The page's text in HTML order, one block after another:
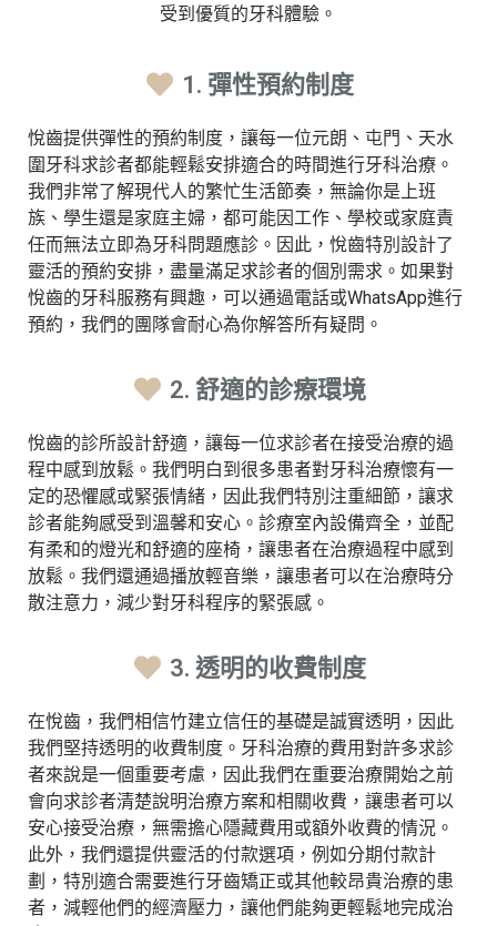
受到優質的牙科體驗。
1. 彈性預約制度
悅齒提供彈性的預約制度，讓每一位元朗、屯門、天水
圍牙科求診者都能輕鬆安排適合的時間進行牙科治療。
我們非常了解現代人的繁忙生活節奏，無論你是上班
族、學生還是家庭主婦，都可能因工作、學校或家庭責
任而無法立即為牙科問題應診。因此，悅齒特別設計了
靈活的預約安排，盡量滿足求診者的個別需求。如果對
悅齒的牙科服務有興趣，可以通過電話或WhatsApp進行
預約，我們的團隊會耐心為你解答所有疑問。
2. 舒適的診療環境
悅齒的診所設計舒適，讓每一位求診者在接受治療的過
程中感到放鬆。我們明白到很多患者對牙科治療懷有一
定的恐懼感或緊張情緒，因此我們特別注重細節，讓求
診者能夠感受到溫馨和安心。診療室內設備齊全，並配
有柔和的燈光和舒適的座椅，讓患者在治療過程中感到
放鬆。我們還通過播放輕音樂，讓患者可以在治療時分
散注意力，減少對牙科程序的緊張感。
3. 透明的收費制度
在悅齒，我們相信竹建立信任的基礎是誠實透明，因此
我們堅持透明的收費制度。牙科治療的費用對許多求診
者來說是一個重要考慮，因此我們在重要治療開始之前
會向求診者清楚說明治療方案和相關收費，讓患者可以
安心接受治療，無需擔心隱藏費用或額外收費的情況。
此外，我們還提供靈活的付款選項，例如分期付款計
劃，特別適合需要進行牙齒矯正或其他較昂貴治療的患
者，減輕他們的經濟壓力，讓他們能夠更輕鬆地完成治